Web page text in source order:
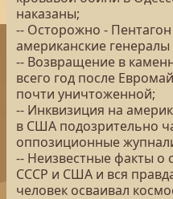
наказаны;
-- Осторожно -
американские
-- Возвращение в
всего год после
почти уничтоженной;
-- Инквизиция на
в США подозрительно
оппозиционные
-- Неизвестные факты о
СССР и США и вся
человек осваивал